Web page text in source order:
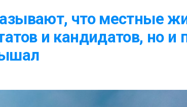
что местные
и кандидатов, но